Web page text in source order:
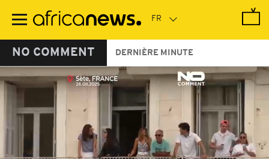
contenu
NO COMMENT DERNIÈRE MINUTE